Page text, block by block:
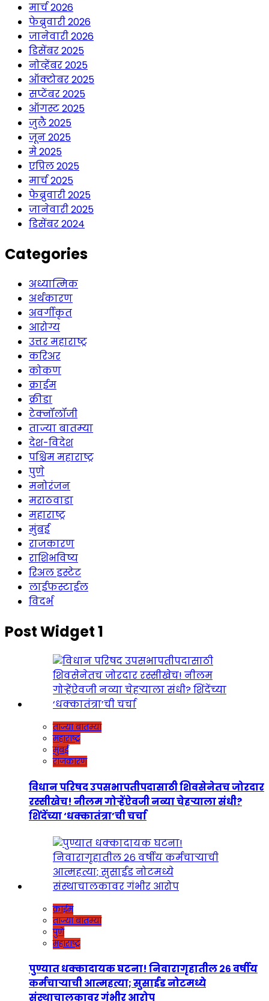
मार्च 2026
फेब्रुवारी 2026
जानेवारी 2026
डिसेंबर 2025
नोव्हेंबर 2025
ऑक्टोबर 2025
सप्टेंबर 2025
ऑगस्ट 2025
जुलै 2025
जून 2025
मे 2025
एप्रिल 2025
मार्च 2025
फेब्रुवारी 2025
जानेवारी 2025
डिसेंबर 2024
Categories
अध्यात्मिक
अर्थकारण
अवर्गीकृत
आरोग्य
उत्तर महाराष्ट्र
करिअर
कोकण
क्राईम
क्रीडा
टेक्नॉलॉजी
ताज्या बातम्या
देश-विदेश
पश्चिम महाराष्ट्र
पुणे
मनोरंजन
मराठवाडा
महाराष्ट्र
मुंबई
राजकारण
राशिभविष्य
रिअल इस्टेट
लाईफस्टाईल
विदर्भ
Post Widget 1
ताज्या बातम्या
महाराष्ट्र
मुंबई
राजकारण
विधान परिषद उपसभापतीपदासाठी शिवसेनेतच जोरदार
रस्सीखेच! नीलम गोऱ्हेंऐवजी नव्या चेहऱ्याला संधी?
शिंदेंच्या ‘धक्कातंत्रा’ची चर्चा
क्राईम
ताज्या बातम्या
पुणे
महाराष्ट्र
पुण्यात धक्कादायक घटना! निवारागृहातील २६ वर्षीय
कर्मचाऱ्याची आत्महत्या; सुसाईड नोटमध्ये
संस्थाचालकावर गंभीर आरोप